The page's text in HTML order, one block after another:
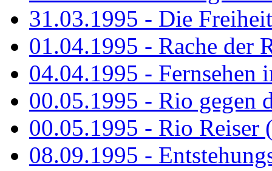
31.03.1995 - Die
01.04.1995 - Rache der
04.04.1995 - Fernsehen
00.05.1995 - Rio gegen
00.05.1995 - Rio Reiser
08.09.1995 -